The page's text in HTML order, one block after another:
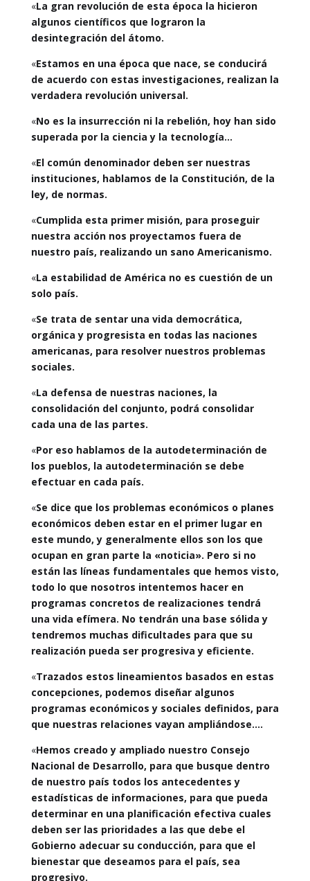
«La gran revolución de esta época la hicieron
algunos científicos que lograron la
desintegración del átomo.
«Estamos en una época que nace, se conducirá
de acuerdo con estas investigaciones, realizan la
verdadera revolución universal.
«No es la insurrección ni la rebelión, hoy han sido
superada por la ciencia y la tecnología…
«El común denominador deben ser nuestras
instituciones, hablamos de la Constitución, de la
ley, de normas.
«Cumplida esta primer misión, para proseguir
nuestra acción nos proyectamos fuera de
nuestro país, realizando un sano Americanismo.
«La estabilidad de América no es cuestión de un
solo país.
«Se trata de sentar una vida democrática,
orgánica y progresista en todas las naciones
americanas, para resolver nuestros problemas
sociales.
«La defensa de nuestras naciones, la
consolidación del conjunto, podrá consolidar
cada una de las partes.
«Por eso hablamos de la autodeterminación de
los pueblos, la autodeterminación se debe
efectuar en cada país.
«Se dice que los problemas económicos o planes
económicos deben estar en el primer lugar en
este mundo, y generalmente ellos son los que
ocupan en gran parte la «noticia». Pero si no
están las líneas fundamentales que hemos visto,
todo lo que nosotros intentemos hacer en
programas concretos de realizaciones tendrá
una vida efímera. No tendrán una base sólida y
tendremos muchas dificultades para que su
realización pueda ser progresiva y eficiente.
«Trazados estos lineamientos basados en estas
concepciones, podemos diseñar algunos
programas económicos y sociales definidos, para
que nuestras relaciones vayan ampliándose….
«Hemos creado y ampliado nuestro Consejo
Nacional de Desarrollo, para que busque dentro
de nuestro país todos los antecedentes y
estadísticas de informaciones, para que pueda
determinar en una planificación efectiva cuales
deben ser las prioridades a las que debe el
Gobierno adecuar su conducción, para que el
bienestar que deseamos para el país, sea
progresivo.